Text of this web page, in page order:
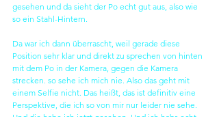
gesehen und da sieht der Po echt gut aus, also wie
so ein Stahl-Hintern.
Da war ich dann überrascht, weil gerade diese
Position sehr klar und direkt zu sprechen von hinten
mit dem Po in der Kamera, gegen die Kamera
strecken. so sehe ich mich nie. Also das geht mit
einem Selfie nicht. Das heißt, das ist definitiv eine
Perspektive, die ich so von mir nur leider nie sehe.
Und die habe ich jetzt gesehen. Und ich habs echt